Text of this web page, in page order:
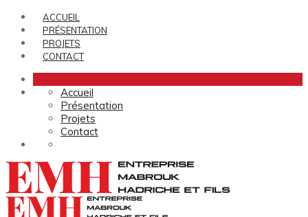
ACCUEIL
PRÉSENTATION
PROJETS
CONTACT
Accueil
Présentation
Projets
Contact